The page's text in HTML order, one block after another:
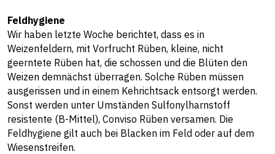
Feldhygiene
Wir haben letzte Woche berichtet, dass es in
Weizenfeldern, mit Vorfrucht Rüben, kleine, nicht
geerntete Rüben hat, die schossen und die Blüten den
Weizen demnächst überragen. Solche Rüben müssen
ausgerissen und in einem Kehrichtsack entsorgt werden.
Sonst werden unter Umständen Sulfonylharnstoff
resistente (B-Mittel), Conviso Rüben versamen. Die
Feldhygiene gilt auch bei Blacken im Feld oder auf dem
Wiesenstreifen.